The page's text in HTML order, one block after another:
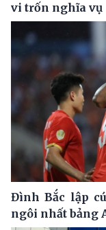
vi trốn nghĩa vụ
Đình Bắc lập
ngôi nhất bảng